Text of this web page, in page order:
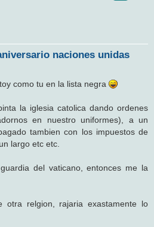
naciones unidas
como tu en la lista negra
la iglesia catolica dando ordenes
en nuestro uniformes), a un
tambien con los impuestos de
largo etc etc.
del vaticano, entonces me la
relgion, rajaria exastamente lo